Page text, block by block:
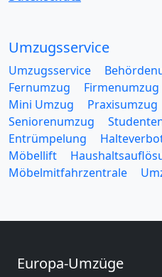
Umzugsservice
Umzugsservice
Fernumzug
Firmenumzug
Mini Umzug
Praxisumzug
Seniorenumzug
Entrümpelung
Möbellift
Möbelmitfahrzentrale
Europa-Umzüge